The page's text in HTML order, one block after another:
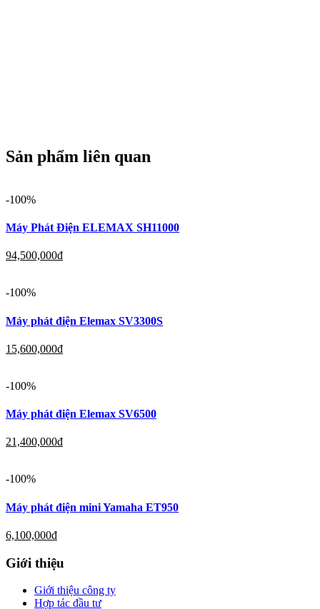
Sản phẩm liên quan
-100%
Máy Phát Điện ELEMAX SH11000
94,500,000đ
-100%
Máy phát điện Elemax SV3300S
15,600,000đ
-100%
Máy phát điện Elemax SV6500
21,400,000đ
-100%
Máy phát điện mini Yamaha ET950
6,100,000đ
Giới thiệu
Giới thiệu công ty
Hợp tác đầu tư